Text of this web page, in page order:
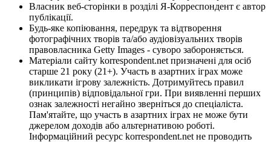
Власник веб-сторінки в розділі Я-Корреспондент є автор
публікації.
Будь-яке копіювання, передрук та відтворення
фотографічних творів та/або аудіовізуальних творів
правовласника Getty Images - суворо забороняється.
Матеріали сайту korrespondent.net призначені для осіб
старше 21 року (21+). Участь в азартних іграх може
викликати ігрову залежність. Дотримуйтесь правил
(принципів) відповідальної гри. При виявленні перших
ознак залежності негайно зверніться до спеціаліста.
Пам'ятайте, що участь в азартних іграх не може бути
джерелом доходів або альтернативою роботі.
Інформаційний ресурс korrespondent.net не проводить